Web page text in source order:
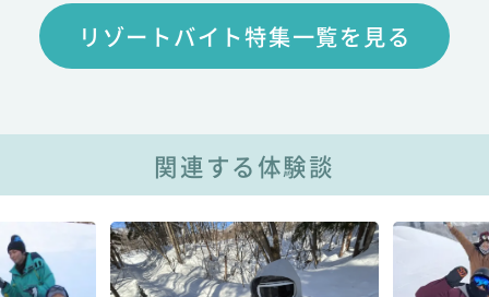
リゾートバイト特集一覧を見る
関連する体験談